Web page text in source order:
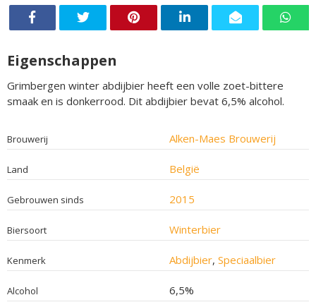
Eigenschappen
Grimbergen winter abdijbier heeft een volle zoet-bittere
smaak en is donkerrood. Dit abdijbier bevat 6,5% alcohol.
Brouwerij Alken-Maes Brouwerij
Land België
Gebrouwen sinds 2015
Biersoort Winterbier
Kenmerk Abdijbier, Speciaalbier
Alcohol 6,5%